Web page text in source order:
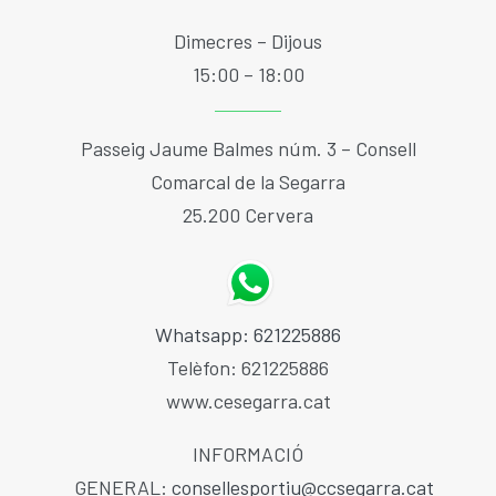
Dimecres – Dijous
15:00 – 18:00
Passeig Jaume Balmes núm. 3 – Consell
Comarcal de la Segarra
25.200 Cervera
Whatsapp: 621225886
Telèfon: 621225886
www.cesegarra.cat
INFORMACIÓ
GENERAL:consellesportiu@ccsegarra.cat